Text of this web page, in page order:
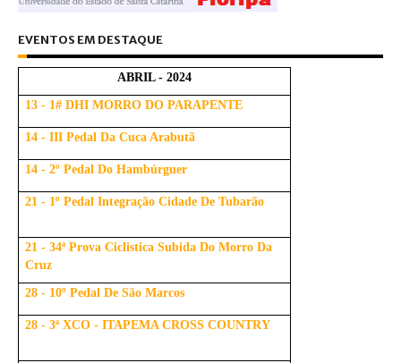
EVENTOS EM DESTAQUE
ABRIL - 2024
13 - 1# DHI MORRO DO PARAPENTE
14 - III Pedal Da Cuca Arabutã
14 - 2º Pedal Do Hambúrguer
21 - 1º Pedal Integração Cidade De Tubarão
21 - 34ª Prova Ciclistica Subida Do Morro Da
Cruz
28 - 10º Pedal De São Marcos
28 - 3ª XCO - ITAPEMA CROSS COUNTRY